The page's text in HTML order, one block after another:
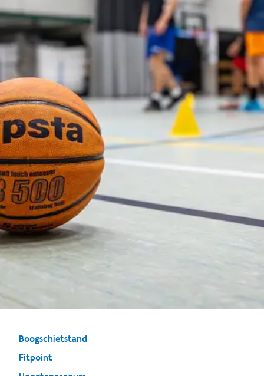
Boogschietstand
Fitpoint